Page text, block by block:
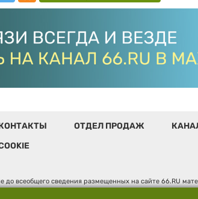
ОТДЕЛ ПРОДАЖ
всеобщего сведения размещенных на сайте 66.RU
службой по надзору в сфере связи,